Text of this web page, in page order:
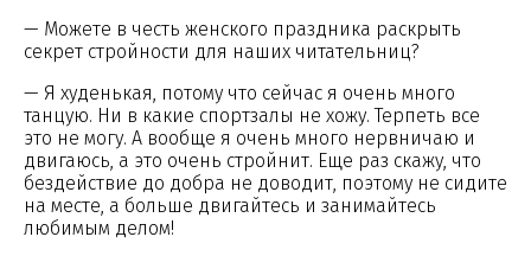
— Можете в честь женского праздника раскрыть
секрет стройности для наших читательниц?
— Я худенькая, потому что сейчас я очень много
танцую. Ни в какие спортзалы не хожу. Терпеть все
это не могу. А вообще я очень много нервничаю и
двигаюсь, а это очень стройнит. Еще раз скажу, что
бездействие до добра не доводит, поэтому не сидите
на месте, а больше двигайтесь и занимайтесь
любимым делом!